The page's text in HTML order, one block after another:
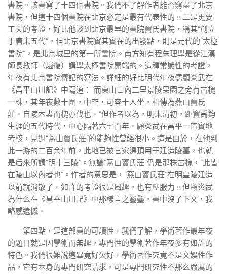
書院。該書寫了十四個書院。我們不了解作者能否窮盡了北京
書院，但這十四個書院在北京必定是最有代表性的。二是更要
工夫的考證，好比他談到北京最早的書院竇氏書院，稱其“創立
于唐末五代”，但北京書院實其實在的出發點，則是元代的“太極
書院”，是北京城里的第一所書院。南方知有程朱理學是從江漢
師長教師（趙復）講學太極書院開端的。這種常識性的考證，
年夜有北京書院傳記的寫法。詳細的好比明代年夜儒顧炎武在
《昌平山川記》中寫道：“而東山口內二里景陵果園之旁有古槐
一株，其年夜數十圍，中空，可容十人坐，相傳為燕山竇氏
莊。自陵木盡而槐亦伐也。”但作者以為，明末清初，距竇禹鈞
生涯的五代時代，中心隔著六七百年。顧炎武在昌平一帶實地
考核，見過“燕山竇氏莊”的能夠性曾經很小。這是由於，在他到
此一游的二百余年前，此地已被官家選頂用于建造陵墓，也就
是后來所謂“明十三陵”。無論“燕山竇氏莊”仍是那株古槐，“此皆
在陵山以內者也”。作者的意思是，“燕山竇氏莊”在明皇陵建造
以前就消散了。如許的考證很是風趣，也有壓服力。但顧炎武
為什么在《昌平山川記》中那樣言之鑿鑿，書中沒了下文，我
略感遺憾。
第四點，是這部書的可讀性。我們了解，學術著作最年夜
的題目就是因學術而無趣，專門性的學術著作年夜多有如許的
特色。我們很難說這畢竟好欠好。學術著作究竟不是文娛性作
品，它有本身的專門研究請求，可是專門研究性不那么嚴厲的